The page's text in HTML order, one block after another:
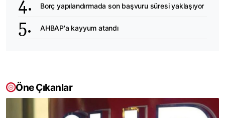
Borç yapılandırmada son başvuru süresi yaklaşıyor
AHBAP'a kayyum atandı
Öne Çıkanlar